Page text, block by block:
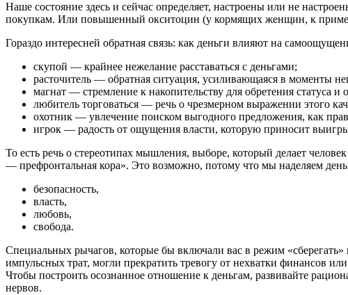
Наше состояние здесь и сейчас определяет, настроены или не
покупкам. Или повышенный окситоцин (у кормящих женщин, к
Гораздо интересней обратная связь: как деньги влияют на
скупой — крайнее нежелание расставаться с деньгами;
расточитель — обратная ситуация, усиливающаяся в моменты
магнат — стремление к накопительству для обретения статуса и
любитель торговаться — речь о чрезмерном выражении этого
охотник — увлечение поиском выгодного предложения, как
игрок — радость от ощущения власти, которую приносит
То есть речь о стереотипах мышления, выборе, который делает
— префронтальная кора». Это возможно, потому что мы наделяем
безопасность,
власть,
любовь,
свобода.
Специальных рычагов, которые бы включали вас в режим
импульсных трат, могли прекратить тревогу от нехватки финансов
Чтобы построить осознанное отношение к деньгам, развивайте
нервов.